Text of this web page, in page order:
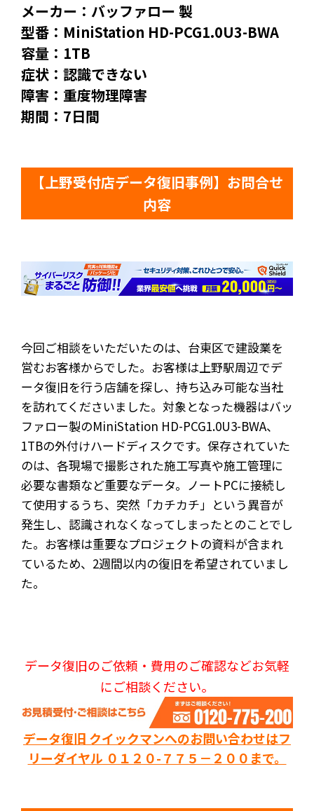
メーカー：バッファロー 製
型番：MiniStation HD-PCG1.0U3-BWA
容量：1TB
症状：認識できない
障害：重度物理障害
期間：7日間
【上野受付店データ復旧事例】お問合せ
内容
今回ご相談をいただいたのは、台東区で建設業を
営むお客様からでした。お客様は上野駅周辺でデ
ータ復旧を行う店舗を探し、持ち込み可能な当社
を訪れてくださいました。対象となった機器はバッ
ファロー製のMiniStation HD-PCG1.0U3-BWA、
1TBの外付けハードディスクです。保存されていた
のは、各現場で撮影された施工写真や施工管理に
必要な書類など重要なデータ。ノートPCに接続し
て使用するうち、突然「カチカチ」という異音が
発生し、認識されなくなってしまったとのことでし
た。お客様は重要なプロジェクトの資料が含まれ
ているため、2週間以内の復旧を希望されていまし
た。
データ復旧のご依頼・費用のご確認などお気軽
にご相談ください。
データ復旧 クイックマンへのお問い合わせはフ
リーダイヤル ０１２０-７７５－２００まで。